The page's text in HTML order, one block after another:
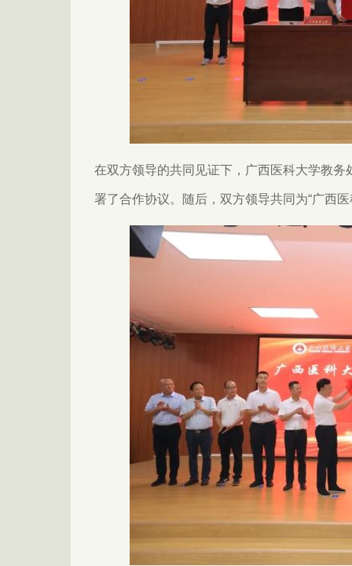
在双方领导的共同见证下，广西医科大学教
署了合作协议。随后，双方领导共同为“广西